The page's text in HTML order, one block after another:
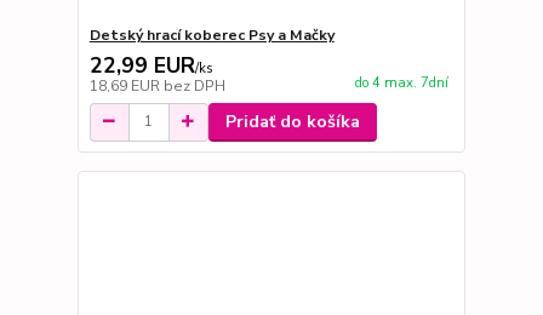
Detský hrací koberec Psy a Mačky
22,99 EUR/ks
18,69 EUR bez DPH do 4 max. 7dní
Pridať do košíka